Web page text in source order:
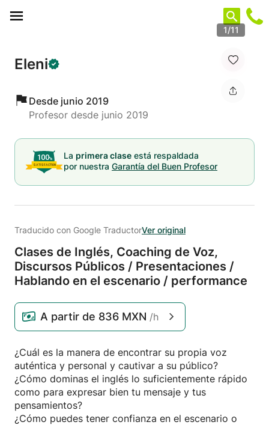
1/11
Eleni
Desde junio 2019
Profesor desde junio 2019
La primera clase está respaldada
por nuestra Garantía del Buen Profesor
Traducido con Google TraductorVer original
Clases de Inglés, Coaching de Voz,
Discursos Públicos / Presentaciones /
Hablando en el escenario / performance
A partir de 836 MXN /h
¿Cuál es la manera de encontrar su propia voz
auténtica y personal y cautivar a su público?
¿Cómo dominas el inglés lo suficientemente rápido
como para expresar bien tu mensaje y tus
pensamientos?
¿Cómo puedes tener confianza en el escenario o